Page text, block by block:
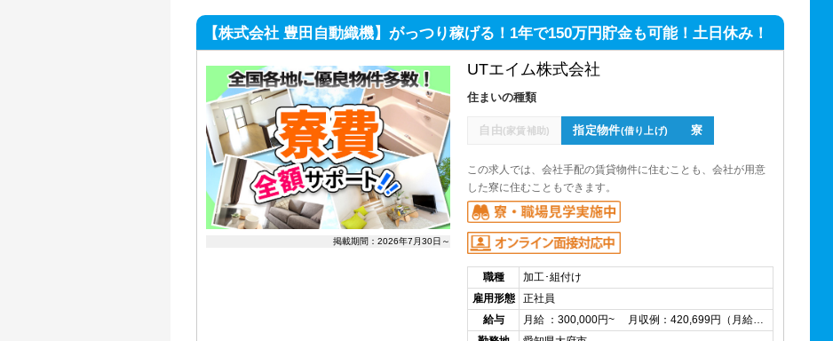
【株式会社 豊田自動織機】がっつり稼げる！1年で150万円貯金も可能！土日休み！
掲載期間：2026年7月30日～
UTエイム株式会社
住まいの種類
自由(家賃補助) 指定物件(借り上げ) 寮
この求人では、会社手配の賃貸物件に住むことも、会社が用意
した寮に住むこともできます。
職種
加工･組付け
雇用形態
正社員
給与
月給 ：300,000円~ 月収例：420,699円（月給…